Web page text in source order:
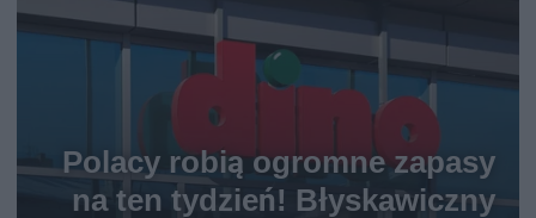
Polacy robią ogromne zapasy
na ten tydzień! Błyskawiczny